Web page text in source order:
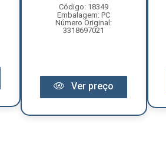
Código: 18349
Embalagem: PC
Número Original:
3318697021
Ver preço